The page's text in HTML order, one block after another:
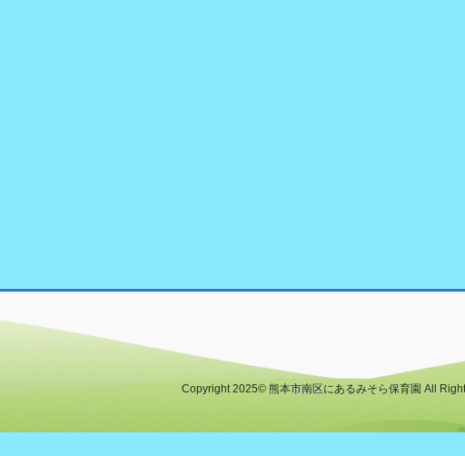
Copyright 2025© 熊本市南区にあるみそら保育園 All